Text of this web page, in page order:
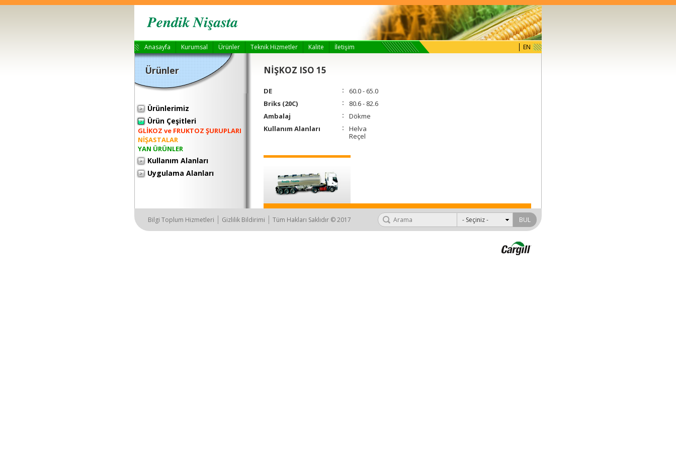
Anasayfa Kurumsal Ürünler Teknik Hizmetler Kalite İletişim EN
Ürünler
Ürünlerimiz
Ürün Çeşitleri
GLİKOZ ve FRUKTOZ ŞURUPLARI
NİŞASTALAR
YAN ÜRÜNLER
Kullanım Alanları
Uygulama Alanları
NİŞKOZ ISO 15
DE
60.0 - 65.0
Briks (20C)
80.6 - 82.6
Ambalaj
Dökme
Kullanım Alanları
Helva
Reçel
Bilgi Toplum Hizmetleri Gizlilik Bildirimi Tüm Hakları Saklıdır © 2017 BUL